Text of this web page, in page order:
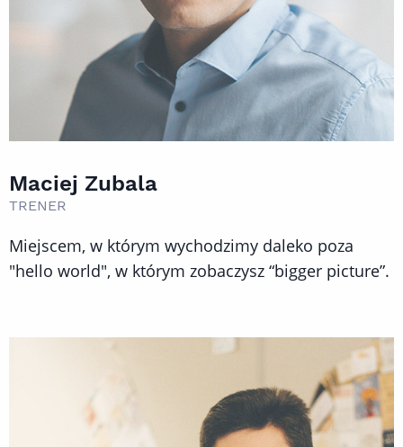
Maciej Zubala
TRENER
Miejscem, w którym wychodzimy daleko poza
"hello world", w którym zobaczysz “bigger picture”.